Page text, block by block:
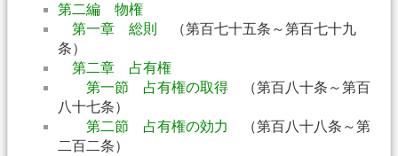
第二編 物権
第一章 総則
（第百七十五条～第百七十九
条）
第二章 占有権
第一節 占有権の取得 （第百八十条～第百
八十七条）
第二節 占有権の効力
（第百八十八条～第
二百二条）